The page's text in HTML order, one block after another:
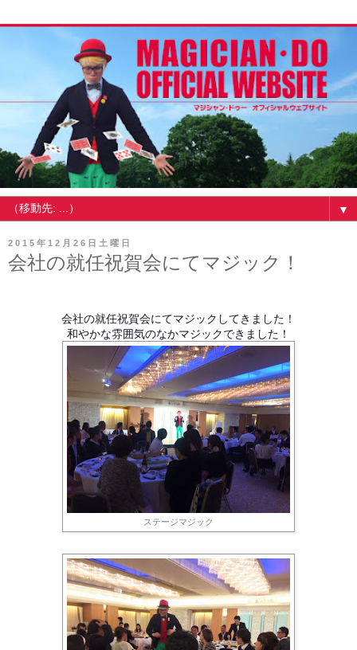
▼
2015年12月26日土曜日
会社の就任祝賀会にてマジック！
会社の就任祝賀会にてマジックしてきました！
和やかな雰囲気のなかマジックできました！
ステージマジック